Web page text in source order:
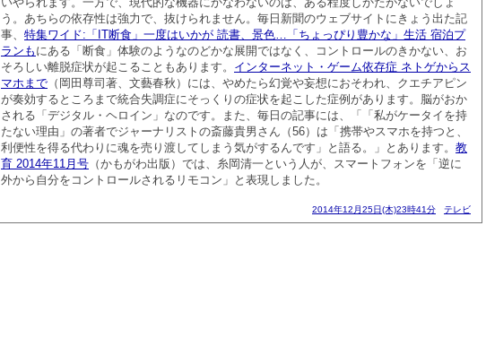
う。あちらの依存性は強力で、抜けられません。毎日新聞のウェブサイトにきょう出た記
事、 特集ワイド:「IT断食」一度はいかが 読書、景色…「ちょっぴり豊かな」生活 宿泊プ
ランも にある「断食」体験のようなのどかな展開ではなく、コントロールのきかない、お
そろしい離脱症状が起こることもあります。 インターネット・ゲーム依存症 ネトゲからス
マホまで （岡田尊司著、文藝春秋）には、やめたら幻覚や妄想におそわれ、クエチアピン
が奏効するところまで統合失調症にそっくりの症状を起こした症例があります。脳がおか
される「デジタル・ヘロイン」なのです。また、毎日の記事には、「「私がケータイを持
たない理由」の著者でジャーナリストの斎藤貴男さん（56）は「携帯やスマホを持つと、
利便性を得る代わりに魂を売り渡してしまう気がするんです」と語る。」とあります。 教
育 2014年11月号 （かもがわ出版）では、糸岡清一という人が、スマートフォンを「逆に
外から自分をコントロールされるリモコン」と表現しました。
2014年12月25日(木)23時41分 テレビ